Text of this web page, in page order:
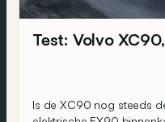
Test: Volvo
Is de XC90 nog steeds